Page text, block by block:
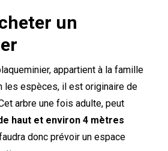
un
appartient à la famille
les espèces, il est originaire de
arbre une fois adulte, peut
haut et environ 4 mètres
donc prévoir un espace